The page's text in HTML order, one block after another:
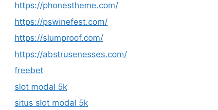
https://phonestheme.com/
https://pswinefest.com/
https://slumproof.com/
https://abstrusenesses.com/
freebet
slot modal 5k
situs slot modal 5k